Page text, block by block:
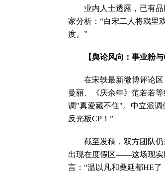
业内人士透露，已有品
家分析：“白宋二人将戏里
度。”
【舆论风向：事业粉
在宋轶最新微博评论区
曼丽、《庆余年》范若若
调"真爱藏不住"。中立派调
反光板CP！”
截至发稿，双方团队仍
出现在度假区——这场现实
言：“温以凡和桑延都HE